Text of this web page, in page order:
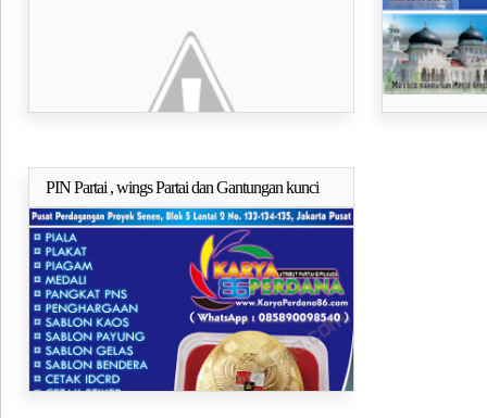
PIN Partai , wings Partai dan Gantungan kunci
Untuk semua partai
Selengkapnya..